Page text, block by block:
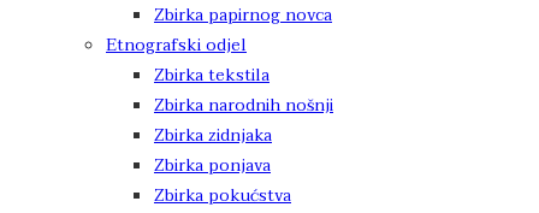
Zbirka papirnog novca
Etnografski odjel
Zbirka tekstila
Zbirka narodnih nošnji
Zbirka zidnjaka
Zbirka ponjava
Zbirka pokućstva